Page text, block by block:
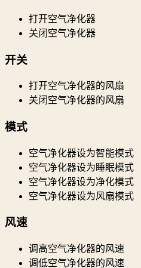
打开空气净化器
关闭空气净化器
开关
打开空气净化器的风扇
关闭空气净化器的风扇
模式
空气净化器设为智能模式
空气净化器设为睡眠模式
空气净化器设为净化模式
空气净化器设为风扇模式
风速
调高空气净化器的风速
调低空气净化器的风速